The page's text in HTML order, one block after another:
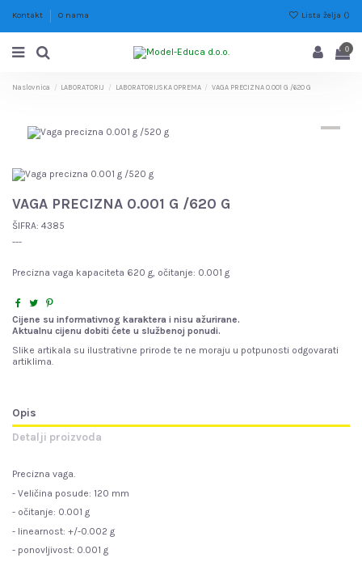
Kontakt O nama Lista želja ()
0
Naslovnica LABORATORIJ LABORATORIJSKA OPREMA VAGA PRECIZNA 0.001 G /620 G
VAGA PRECIZNA 0.001 G /620 G
ŠIFRA: 4385
---
Precizna vaga kapaciteta 620 g, očitanje: 0.001 g
Cijene su informativnog karaktera i nisu ažurirane.
Aktualnu cijenu dobiti ćete u službenoj ponudi.
Slike artikala su ilustrativne prirode te ne moraju u potpunosti odgovarati
artiklima.
Opis
Detalji proizvoda
Precizna vaga.
- Veličina posude: 120 mm
- očitanje: 0.001 g
- linearnost: +/-0.002 g
- ponovljivost: 0.001 g